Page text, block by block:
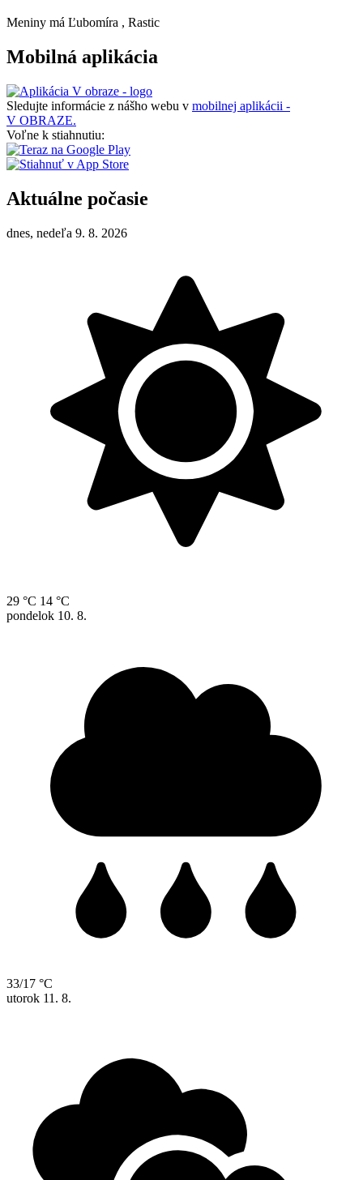
Meniny má Ľubomíra , Rastic
Mobilná aplikácia
Sledujte informácie z nášho webu v mobilnej aplikácii -
V OBRAZE.
Voľne k stiahnutiu:
Aktuálne počasie
dnes, nedeľa 9. 8. 2026
29 °C 14 °C
pondelok 10. 8.
33/17 °C
utorok 11. 8.